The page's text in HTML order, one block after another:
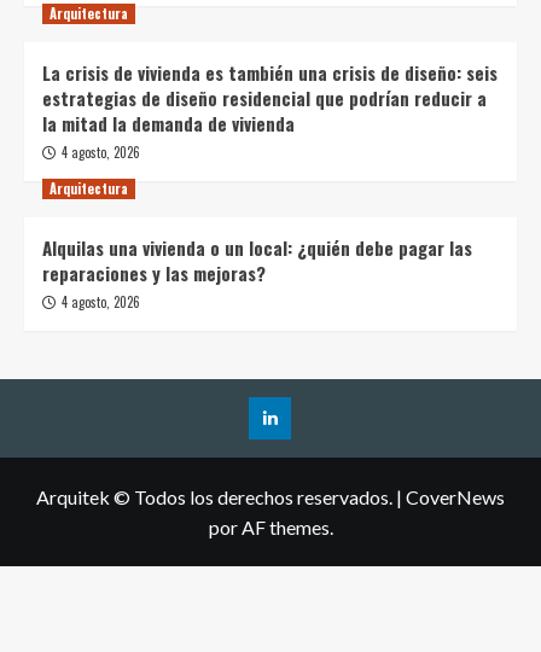
Arquitectura
La crisis de vivienda es también una crisis de diseño: seis
estrategias de diseño residencial que podrían reducir a
la mitad la demanda de vivienda
4 agosto, 2026
Arquitectura
Alquilas una vivienda o un local: ¿quién debe pagar las
reparaciones y las mejoras?
4 agosto, 2026
Arquitek © Todos los derechos reservados. | CoverNews
por AF themes.